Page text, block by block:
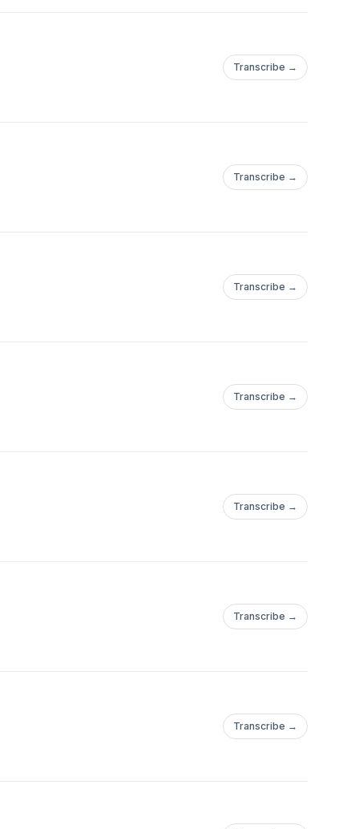
Transcribe →
Transcribe →
Transcribe →
Transcribe →
Transcribe →
Transcribe →
Transcribe →